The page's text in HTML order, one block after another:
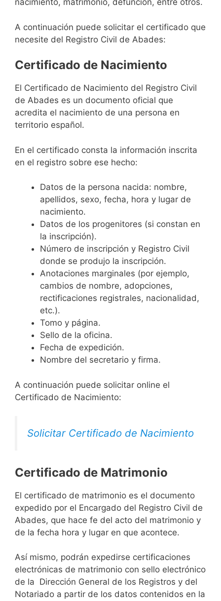
nacimiento, matrimonio, defunción, entre otros.
A continuación puede solicitar el certificado que
necesite del Registro Civil de Abades:
Certificado de Nacimiento
El Certificado de Nacimiento del Registro Civil
de Abades es un documento oficial que
acredita el nacimiento de una persona en
territorio español.
En el certificado consta la información inscrita
en el registro sobre ese hecho:
Datos de la persona nacida: nombre,
apellidos, sexo, fecha, hora y lugar de
nacimiento.
Datos de los progenitores (si constan en
la inscripción).
Número de inscripción y Registro Civil
donde se produjo la inscripción.
Anotaciones marginales (por ejemplo,
cambios de nombre, adopciones,
rectificaciones registrales, nacionalidad,
etc.).
Tomo y página.
Sello de la oficina.
Fecha de expedición.
Nombre del secretario y firma.
A continuación puede solicitar online el
Certificado de Nacimiento:
Solicitar Certificado de Nacimiento
Certificado de Matrimonio
El certificado de matrimonio es el documento
expedido por el Encargado del Registro Civil de
Abades, que hace fe del acto del matrimonio y
de la fecha hora y lugar en que acontece.
Así mismo, podrán expedirse certificaciones
electrónicas de matrimonio con sello electrónico
de la Dirección General de los Registros y del
Notariado a partir de los datos contenidos en la